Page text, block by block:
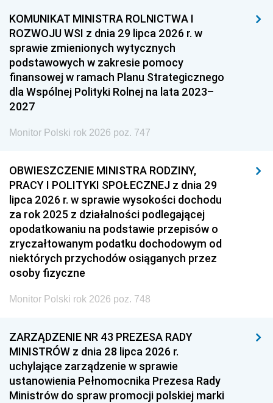
KOMUNIKAT MINISTRA ROLNICTWA I
ROZWOJU WSI z dnia 29 lipca 2026 r. w
sprawie zmienionych wytycznych
podstawowych w zakresie pomocy
finansowej w ramach Planu Strategicznego
dla Wspólnej Polityki Rolnej na lata 2023–
2027
Monitor Polski rok 2026 poz. 747
OBWIESZCZENIE MINISTRA RODZINY,
PRACY I POLITYKI SPOŁECZNEJ z dnia 29
lipca 2026 r. w sprawie wysokości dochodu
za rok 2025 z działalności podlegającej
opodatkowaniu na podstawie przepisów o
zryczałtowanym podatku dochodowym od
niektórych przychodów osiąganych przez
osoby fizyczne
Monitor Polski rok 2026 poz. 748
ZARZĄDZENIE NR 43 PREZESA RADY
MINISTRÓW z dnia 28 lipca 2026 r.
uchylające zarządzenie w sprawie
ustanowienia Pełnomocnika Prezesa Rady
Ministrów do spraw promocji polskiej marki